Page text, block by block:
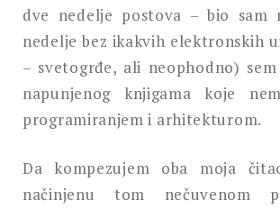
dve nedelje postova – bio sam
nedelje bez ikakvih elektronskih
– svetogrđe, ali neophodno)
napunjenog knjigama koje
programiranjem i arhitekturom.
Da kompezujem oba moja
načinjenu tom nečuvenom